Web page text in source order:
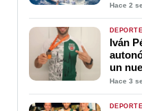
Hace 2
Iván
un
Club
Hace 3